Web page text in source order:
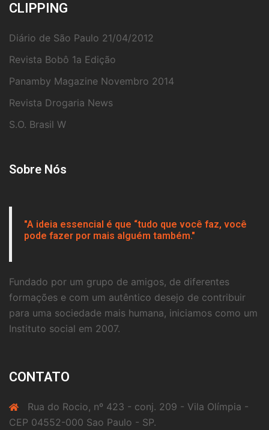
CLIPPING
Diário de São Paulo 21/04/2012
Revista Bobô 1a Edição
Panamby Magazine Novembro 2014
Revista Drogaria News
S.O. Brasil W
Sobre Nós
"A ideia essencial é que “tudo que você faz, você
pode fazer por mais alguém também."
Fundado por um grupo de amigos, de diferentes
formações e com um autêntico desejo de contribuir
para uma sociedade mais humana, iniciamos como um
Instituto social em 2007.
CONTATO
Rua do Rocio, nº 423 - conj. 209 - Vila Olímpia -
CEP 04552-000 Sao Paulo - SP.